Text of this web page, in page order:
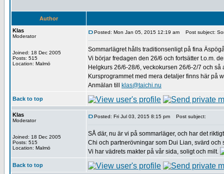
Author
Klas
Moderator
Joined: 18 Dec 2005
Posts: 515
Location: Malmö
Posted: Mon Jan 05, 2015 12:19 am Post subject:
Sommarlägret hålls traditionsenligt på fina
Vi börjar fredagen den 26/6 och fortsätter t.o.m.
Helgkurs 26/6-28/6, veckokursen 26/6-2/7 och
Kursprogrammet med mera detaljer finns här på
Anmälan till
klas@taichi.nu
Back to top
Klas
Moderator
Joined: 18 Dec 2005
Posts: 515
Location: Malmö
Posted: Fri Jul 03, 2015 8:15 pm Post subject:
SÅ där, nu är vi på sommarläger, och har det
Chi och partnerövningar som Dui Lian, svärd och
Vi har vädrets makter på vår sida, soligt och milt.
Back to top